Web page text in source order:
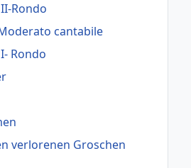
Rondo
cantabile
Rondo
verlorenen Groschen